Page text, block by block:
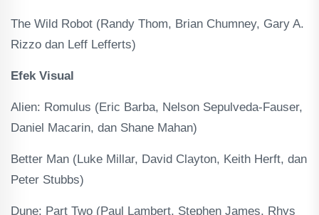
The Wild Robot (Randy Thom, Brian Chumney, Gary A.
Rizzo dan Leff Lefferts)
Efek Visual
Alien: Romulus (Eric Barba, Nelson Sepulveda-Fauser,
Daniel Macarin, dan Shane Mahan)
Better Man (Luke Millar, David Clayton, Keith Herft, dan
Peter Stubbs)
Dune: Part Two (Paul Lambert, Stephen James, Rhys